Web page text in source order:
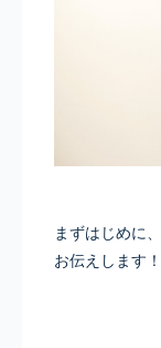
まずはじめに、
お伝えします！